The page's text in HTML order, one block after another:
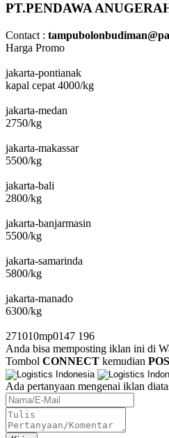
PT.PENDAWA
Contact :
Harga Promo
jakarta-pontianak
kapal cepat 4000/kg
jakarta-medan
2750/kg
jakarta-makassar
5500/kg
jakarta-bali
2800/kg
jakarta-banjarmasin
5500/kg
jakarta-samarinda
5800/kg
jakarta-manado
6300/kg
271010mp0147 196
Anda bisa memposting iklan ini di
Tombol CONNECT kemudian
Ada pertanyaan mengenai iklan